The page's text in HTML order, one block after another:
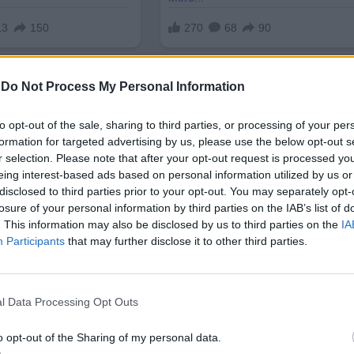
Do Not Process My Personal Information
opt-out of the sale, sharing to third parties, or processing of your
for targeted advertising by us, please use the below opt-out
selection. Please note that after your opt-out request is processed
interest-based ads based on personal information utilized by us
to third parties prior to your opt-out. You may separately
of your personal information by third parties on the IAB’s list of
This information may also be disclosed by us to third parties on the
Participants that may further disclose it to other third parties.
Data Processing Opt Outs
opt-out of the Sharing of my personal data.
по-тежки”от съдебни прецеденти за
за обществения ред на Обединеното
към предотвратяване на разрушителни
на мирни събрания".
закона, трябва да почувстват цялата му сила.
които имат намерение да причинят
присъди. Това е, което обществеността